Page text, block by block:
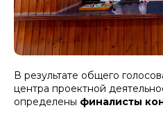
В результате общего
центра проектной
определены финалисты